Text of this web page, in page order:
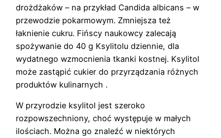
drożdżaków – na przykład Candida albicans – w
przewodzie pokarmowym. Zmniejsza też
łaknienie cukru. Fińscy naukowcy zalecają
spożywanie do 40 g Ksylitolu dziennie, dla
wydatnego wzmocnienia tkanki kostnej. Ksylitol
może zastąpić cukier do przyrządzania różnych
produktów kulinarnych .
W przyrodzie ksylitol jest szeroko
rozpowszechniony, choć występuje w małych
ilościach. Można go znaleźć w niektórych